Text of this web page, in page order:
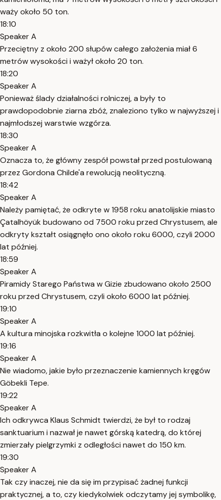
waży około 50 ton.
18:10
Speaker A
Przeciętny z około 200 słupów całego założenia miał 6
metrów wysokości i ważył około 20 ton.
18:20
Speaker A
Ponieważ ślady działalności rolniczej, a były to
prawdopodobnie ziarna zbóż, znaleziono tylko w najwyższej i
najmłodszej warstwie wzgórza.
18:30
Speaker A
Oznacza to, że główny zespół powstał przed postulowaną
przez Gordona Childe'a rewolucją neolityczną.
18:42
Speaker A
Należy pamiętać, że odkryte w 1958 roku anatolijskie miasto
Çatalhöyük budowano od 7500 roku przed Chrystusem, ale
odkryty kształt osiągnęło ono około roku 6000, czyli 2000
lat później.
18:59
Speaker A
Piramidy Starego Państwa w Gizie zbudowano około 2500
roku przed Chrystusem, czyli około 6000 lat później.
19:10
Speaker A
A kultura minojska rozkwitła o kolejne 1000 lat później.
19:16
Speaker A
Nie wiadomo, jakie było przeznaczenie kamiennych kręgów
Göbekli Tepe.
19:22
Speaker A
Ich odkrywca Klaus Schmidt twierdzi, że był to rodzaj
sanktuarium i nazwał je nawet górską katedrą, do której
zmierzały pielgrzymki z odległości nawet do 150 km.
19:30
Speaker A
Tak czy inaczej, nie da się im przypisać żadnej funkcji
praktycznej, a to, czy kiedykolwiek odczytamy jej symbolikę,